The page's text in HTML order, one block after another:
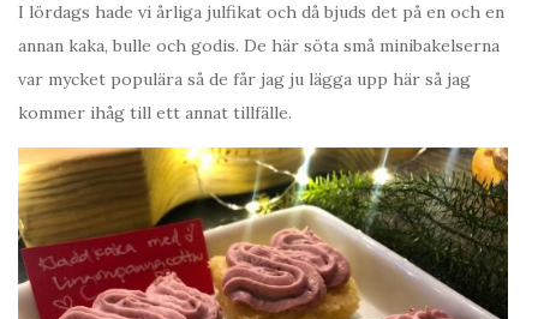
I lördags hade vi årliga julfikat och då bjuds det på en och en
annan kaka, bulle och godis. De här söta små minibakelserna
var mycket populära så de får jag ju lägga upp här så jag
kommer ihåg till ett annat tillfälle.